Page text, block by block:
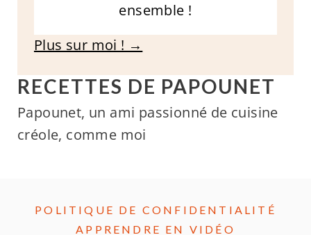
ensemble !
Plus sur moi ! →
RECETTES DE PAPOUNET
Papounet, un ami passionné de cuisine
créole, comme moi
POLITIQUE DE CONFIDENTIALITÉ
APPRENDRE EN VIDÉO